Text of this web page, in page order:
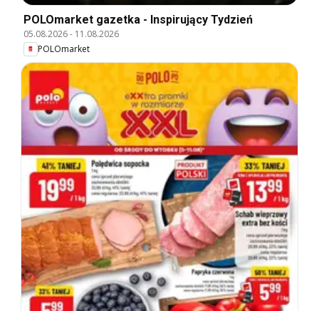
POLOmarket gazetka - Inspirujący Tydzień
05.08.2026- 11.08.2026
POLOmarket